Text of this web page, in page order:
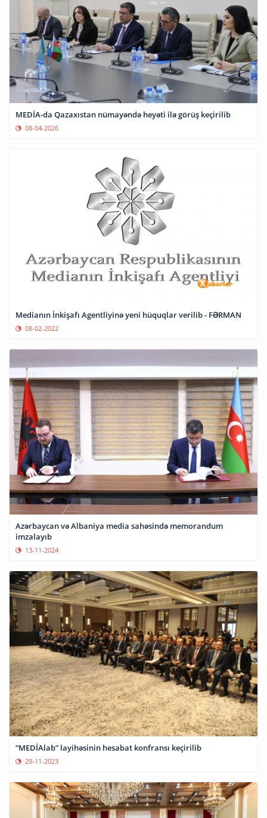
MEDİA-da Qazaxıstan nümayəndə heyəti ilə görüş keçirilib
08-04-2026
Medianın İnkişafı Agentliyinə yeni hüquqlar verilib - FƏRMAN
08-02-2022
Azərbaycan və Albaniya media sahəsində memorandum
imzalayıb
13-11-2024
“MEDİAlab” layihəsinin hesabat konfransı keçirilib
29-11-2023